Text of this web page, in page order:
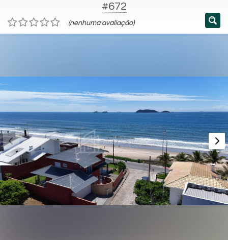
#672
(nenhuma avaliação)